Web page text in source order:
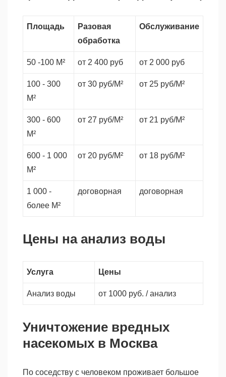
Площадь
Разовая
обработка
Обслуживание
50 -100 М² от 2 400 руб от 2 000 руб
100 - 300
М²
от 30 руб/М² от 25 руб/М²
300 - 600
М²
от 27 руб/М² от 21 руб/М²
600 - 1 000
М²
от 20 руб/М² от 18 руб/М²
1 000 -
более М²
договорная договорная
Цены на анализ воды
Услуга Цены
Анализ воды от 1000 руб. / анализ
Уничтожение вредных
насекомых в Москва
По соседству с человеком проживает большое